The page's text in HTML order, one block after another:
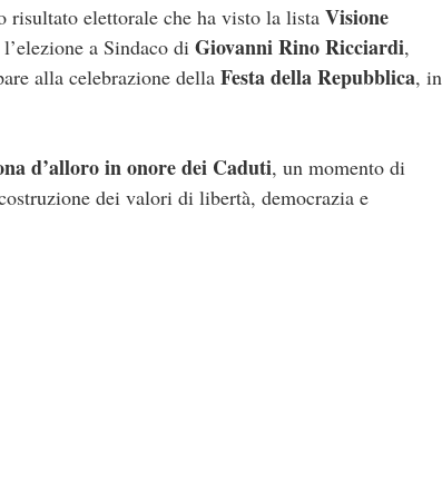
risultato elettorale che ha visto la lista Visione
a Sindaco di Giovanni Rino Ricciardi,
alla celebrazione della Festa della Repubblica, in
d’alloro in onore dei Caduti, un momento di
dei valori di libertà, democrazia e